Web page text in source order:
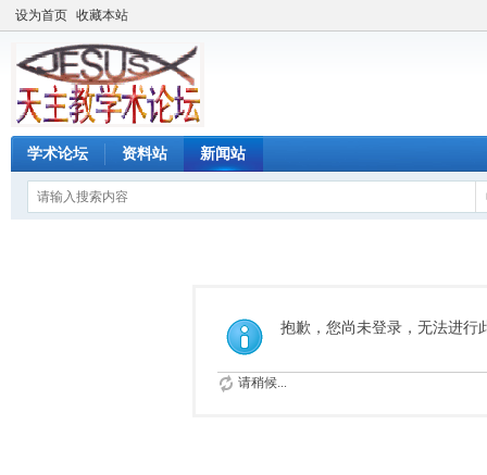
设为首页 收藏本站
学术论坛 资料站 新闻站
抱歉，您尚未登录，无法进行
请稍候...